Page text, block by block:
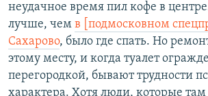
неудачное время пил кофе в
лучше, чем в [подмосковном
Сахарово, было где спать. Но
этому месту, и когда туалет
перегородкой, бывают трудности
характера. Хотя люди, которые там